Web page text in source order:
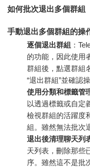
如何批次退出多個群組
手動退出多個群組的操
逐個退出群組 ：
的功能，因此使用
群組後，點選群組
“退出群組”並確認
使用分類和標籤管
以透過標籤或自定
檢視群組的活躍度
組。雖然無法批次
退出後清理聊天列
天列表，刪除那些
序。雖然這不是批